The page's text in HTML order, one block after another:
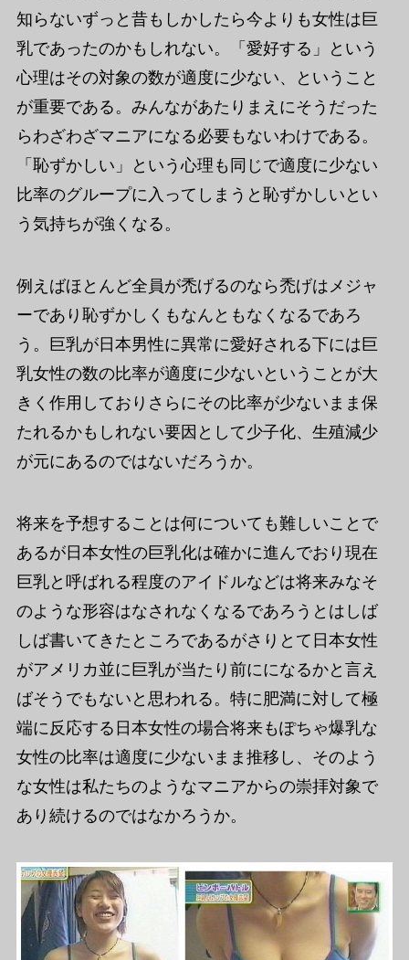
知らないずっと昔もしかしたら今よりも女性は巨
乳であったのかもしれない。「愛好する」という
心理はその対象の数が適度に少ない、ということ
が重要である。みんながあたりまえにそうだった
らわざわざマニアになる必要もないわけである。
「恥ずかしい」という心理も同じで適度に少ない
比率のグループに入ってしまうと恥ずかしいとい
う気持ちが強くなる。
例えばほとんど全員が禿げるのなら禿げはメジャ
ーであり恥ずかしくもなんともなくなるであろ
う。巨乳が日本男性に異常に愛好される下には巨
乳女性の数の比率が適度に少ないということが大
きく作用しておりさらにその比率が少ないまま保
たれるかもしれない要因として少子化、生殖減少
が元にあるのではないだろうか。
将来を予想することは何についても難しいことで
あるが日本女性の巨乳化は確かに進んでおり現在
巨乳と呼ばれる程度のアイドルなどは将来みなそ
のような形容はなされなくなるであろうとはしば
しば書いてきたところであるがさりとて日本女性
がアメリカ並に巨乳が当たり前にになるかと言え
ばそうでもないと思われる。特に肥満に対して極
端に反応する日本女性の場合将来もぽちゃ爆乳な
女性の比率は適度に少ないまま推移し、そのよう
な女性は私たちのようなマニアからの崇拝対象で
あり続けるのではなかろうか。